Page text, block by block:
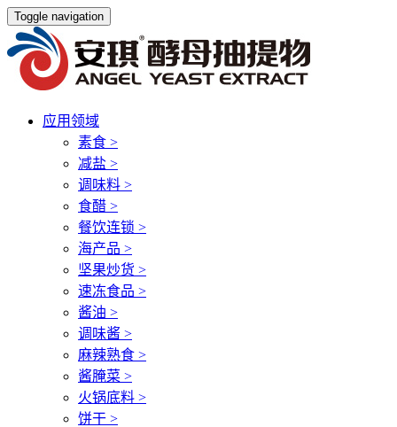
Toggle navigation
应用领域
素食 >
减盐 >
调味料 >
食醋 >
餐饮连锁 >
海产品 >
坚果炒货 >
速冻食品 >
酱油 >
调味酱 >
麻辣熟食 >
酱腌菜 >
火锅底料 >
饼干 >